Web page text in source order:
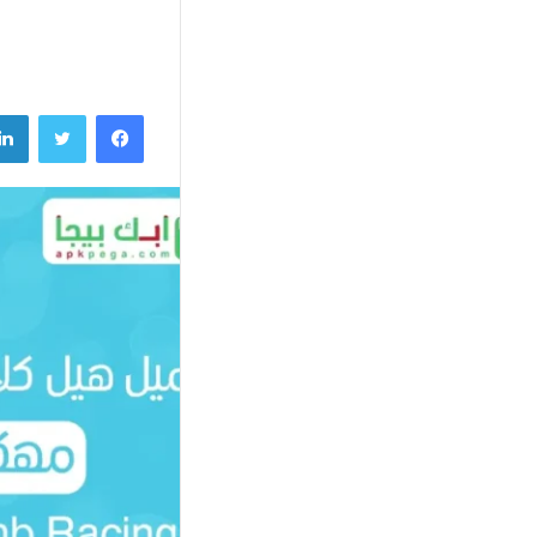
فيسبوك تويتر